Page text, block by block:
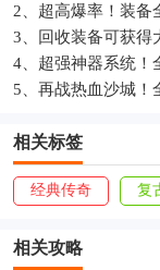
2、超高爆率！装备
3、回收装备可获得
4、超强神器系统！
5、再战热血沙城！
相关标签
经典传奇 复
相关攻略